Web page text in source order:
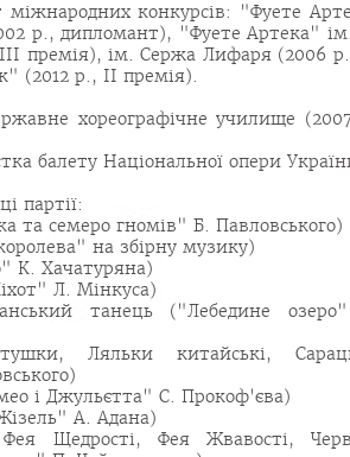
конкурсів: "Фуете
р., дипломант), "Фуете Артека"
премія), ім. Сержа Лифаря (2006 р.,
(2012 р., ІІ премія).
хореографічне училище
балету Національної опери
партії:
та семеро гномів" Б. Павловського)
на збірну музику)
К. Хачатуряна)
Л. Мінкуса)
танець ("Лебедине
Ляльки китайські,
і Джульєтта" С. Прокоф'єва)
А. Адана)
Фея Щедрості, Фея Жвавості,